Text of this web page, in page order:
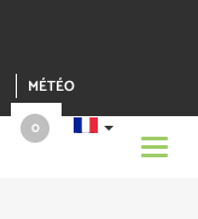
MÉTÉO
0